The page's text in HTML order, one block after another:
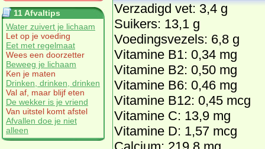
11 Afvaltips
Water zuivert je lichaam
Let op je voeding
Eet met regelmaat
Wees een doorzetter
Beweeg je lichaam
Ken je maten
Drinken, drinken, drinken
Val af, maar blijf eten
De wekker is je vriend
Van uitstel komt afstel
Afvallen doe je niet
alleen
Verzadigd vet: 3,4 g
Suikers: 13,1 g
Voedingsvezels: 6,8 g
Vitamine B1: 0,34 mg
Vitamine B2: 0,50 mg
Vitamine B6: 0,46 mg
Vitamine B12: 0,45 mcg
Vitamine C: 13,9 mg
Vitamine D: 1,57 mcg